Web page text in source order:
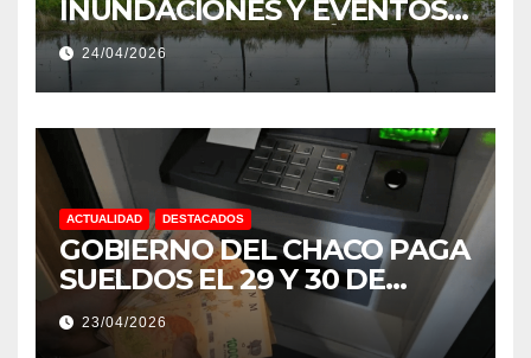
INUNDACIONES Y EVENTOS
EXTREMOS: “PODRÍA SER UN
NIÑO MUY IMPORTANTE”
24/04/2026
ACTUALIDAD DESTACADOS
GOBIERNO DEL CHACO PAGA
SUELDOS EL 29 Y 30 DE
ABRIL, CON EL 2% DE
AUMENTO
23/04/2026